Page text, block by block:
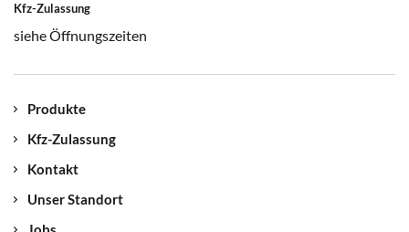
Kfz-Zulassung
siehe Öffnungszeiten
Produkte
Kfz-Zulassung
Kontakt
Unser Standort